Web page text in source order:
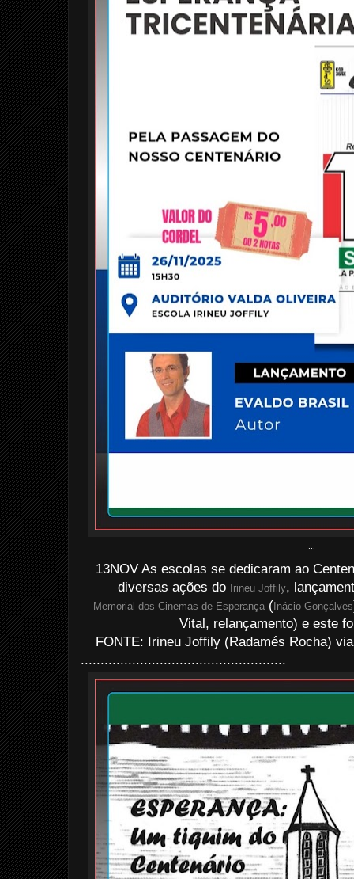
13NOV As escolas se dedicaram ao
diversas ações do
Irineu Joffily,
Memorial dos Cinemas de Esperança ( Inácio Gonçalves
Vital, relançamento) e este
FONTE: Irineu Joffily (Radamés Rocha)
....................................................